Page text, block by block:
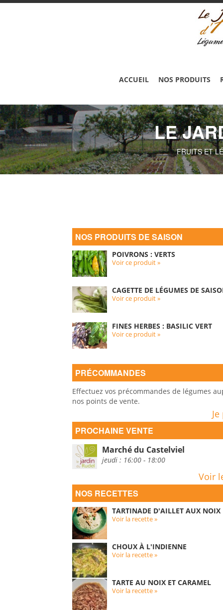
ACCUEIL NOS PRODUITS
LE
FRUITS ET
NOS PRODUITS DE SAISON
POIVRONS : VERTS
Voir ce produit »
CAGETTE DE LÉGUMES DE
Voir ce produit »
FINES HERBES : BASILIC VERT
Voir ce produit »
PRÉCOMMANDES
Effectuez vos précommandes de légumes
nos points de vente.
PROCHAINE VENTE
Marché du Castelviel
jeudi : 16:00 - 18:00
Voir
NOS RECETTES
TARTINADE D'AILLET AUX NOIX
Voir la recette »
CHOUX À L'INDIENNE
Voir la recette »
TARTE AU NOIX ET CARAMEL
Voir la recette »